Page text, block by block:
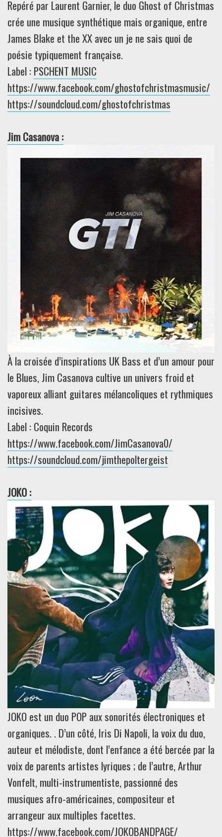
Repéré par Laurent Garnier, le duo Ghost of Christmas
crée une musique synthétique mais organique, entre
James Blake et the XX avec un je ne sais quoi de
poésie typiquement française.
Label :PSCHENT MUSIC
https://www.facebook.com/ghostofchristmasmusic/
https://soundcloud.com/ghostofchristmas
Jim Casanova :
À la croisée d’inspirations UK Bass et d’un amour pour
le Blues, Jim Casanova cultive un univers froid et
vaporeux alliant guitares mélancoliques et rythmiques
incisives.
Label : Coquin Records
https://www.facebook.com/JimCasanova0/
https://soundcloud.com/jimthepoltergeist
JOKO :
JOKO est un duo POP aux sonorités électroniques et
organiques. . D’un côté, Iris Di Napoli, la voix du duo,
auteur et mélodiste, dont l’enfance a été bercée par la
voix de parents artistes lyriques ; de l’autre, Arthur
Vonfelt, multi-instrumentiste, passionné des
musiques afro-américaines, compositeur et
arrangeur aux multiples facettes.
https://www.facebook.com/JOKOBANDPAGE/